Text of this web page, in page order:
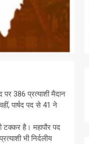
पर 386 प्रत्याशी मैदान
पार्षद पद से 41 ने
है। महापौर पद
भी निर्दलीय